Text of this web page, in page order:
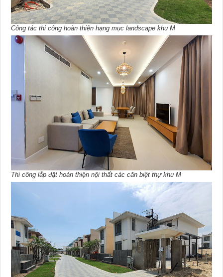
Công tác thi công hoàn thiện hạng mục landscape khu M
Thi công lắp đặt hoàn thiện nội thất các căn biệt thự khu M